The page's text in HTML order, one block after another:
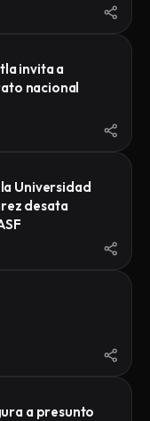
invita a
nacional
Universidad
desata
a presunto